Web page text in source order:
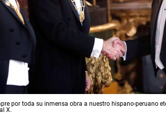
por toda su inmensa obra a nuestro hispano-peruano
X.